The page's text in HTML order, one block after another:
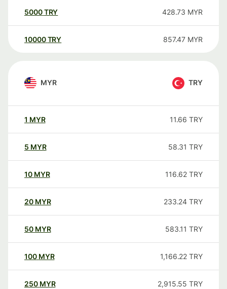
5000TRY 428.73 MYR
10000 TRY 857.47 MYR
MYR TRY
1 MYR 11.66 TRY
5 MYR 58.31 TRY
10 MYR 116.62 TRY
20 MYR 233.24 TRY
50 MYR 583.11 TRY
100 MYR 1,166.22 TRY
250 MYR 2,915.55 TRY